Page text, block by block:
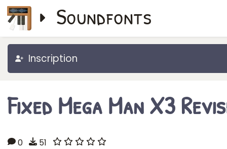
Soundfonts
Inscription
Fixed Mega Man X3
0 51